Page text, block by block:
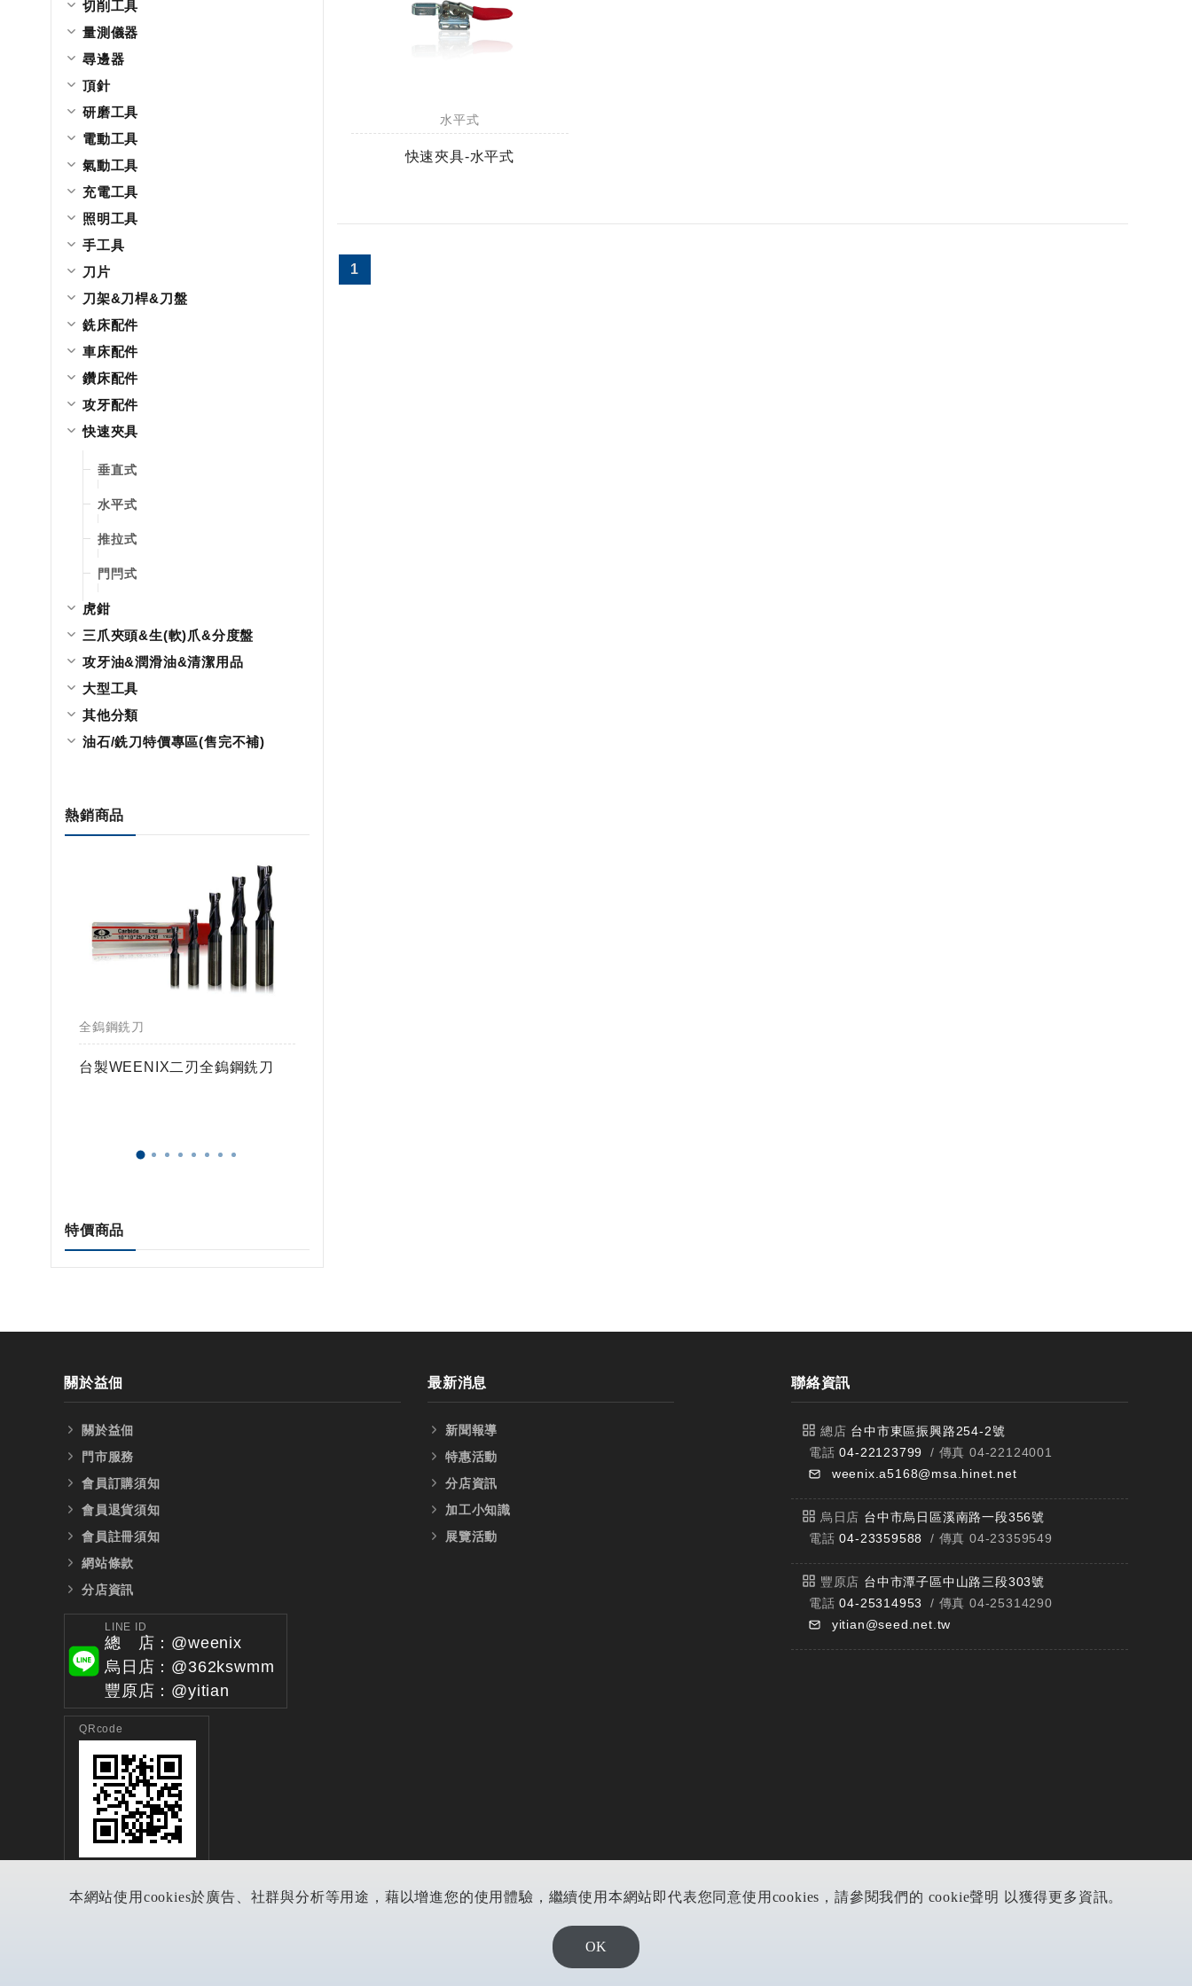
本網站使用cookies於廣告、社群與分析等用途，藉以增進您的使用體驗，繼續使用本網站即代表您同意使用cookies，請參閱我們的 cookie聲明 以獲得更多資訊。
OK
切削工具
量測儀器
尋邊器
頂針
研磨工具
電動工具
氣動工具
充電工具
照明工具
手工具
刀片
刀架&刀桿&刀盤
銑床配件
車床配件
鑽床配件
攻牙配件
快速夾具
垂直式
水平式
推拉式
門閂式
虎鉗
三爪夾頭&生(軟)爪&分度盤
攻牙油&潤滑油&清潔用品
大型工具
其他分類
油石/銑刀特價專區(售完不補)
熱銷商品
全鎢鋼銑刀
台製WEENIX二刃全鎢鋼銑刀
特價商品
水平式
快速夾具-水平式
1
關於益佃
關於益佃
門市服務
會員訂購須知
會員退貨須知
會員註冊須知
網站條款
分店資訊
LINE ID
總 店：@weenix
烏日店：@362kswmm
豐原店：@yitian
QRcode
最新消息
新聞報導
特惠活動
分店資訊
加工小知識
展覽活動
聯絡資訊
總店 台中市東區振興路254-2號
電話04-22123799
/ 傳真 04-22124001
weenix.a5168@msa.hinet.net
烏日店 台中市烏日區溪南路一段356號
電話04-23359588 / 傳真 04-23359549
豐原店 台中市潭子區中山路三段303號
電話04-25314953
/ 傳真 04-25314290
yitian@seed.net.tw
DESIGN BY EOD DIGITA恆洋數位